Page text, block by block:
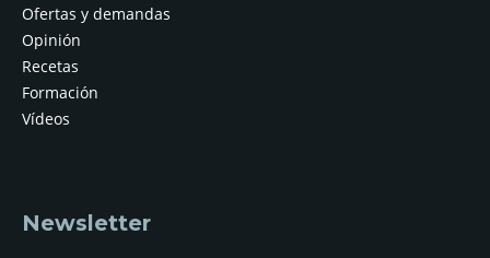
Ofertas y demandas
Opinión
Recetas
Formación
Vídeos
Newsletter